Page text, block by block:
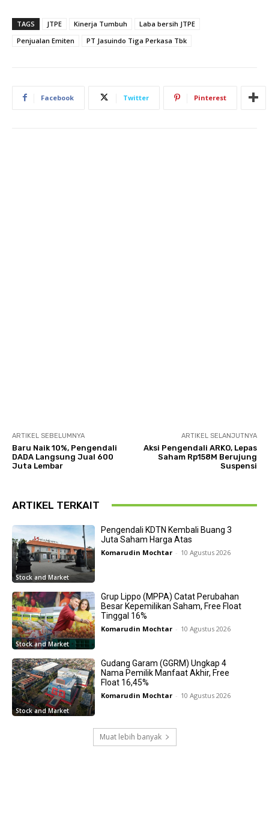
TAGS JTPE Kinerja Tumbuh
Laba bersih JTPE
Penjualan Emiten
PT Jasuindo Tiga Perkasa Tbk
Facebook Twitter Pinterest
ARTIKEL SEBELUMNYA
Baru Naik 10%, Pengendali
DADA Langsung Jual 600
Juta Lembar
ARTIKEL SELANJUTNYA
Aksi Pengendali ARKO, Lepas
Saham Rp158M Berujung
Suspensi
ARTIKEL TERKAIT
Stock and Market
Pengendali KDTN Kembali Buang 3
Juta Saham Harga Atas
Komarudin Mochtar - 10 Agustus 2026
Stock and Market
Grup Lippo (MPPA) Catat Perubahan
Besar Kepemilikan Saham, Free Float
Tinggal 16%
Komarudin Mochtar - 10 Agustus 2026
Stock and Market
Gudang Garam (GGRM) Ungkap 4
Nama Pemilik Manfaat Akhir, Free
Float 16,45%
Komarudin Mochtar - 10 Agustus 2026
Muat lebih banyak